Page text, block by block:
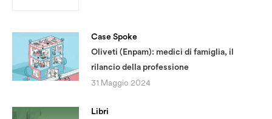
Case Spoke
Oliveti (Enpam): medici di famiglia, il
rilancio della professione
31 Maggio 2024
Libri